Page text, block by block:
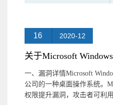
16 2020-12
一、漏洞详情Microsoft
公司的一种桌面操作系统。
权限提升漏洞，攻击者可利